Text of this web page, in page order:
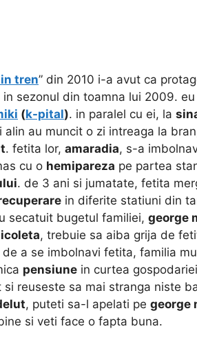
tren” din 2010 i-a avut ca
sezonul din toamna lui 2009.
(k-pital). in paralel cu ei, la
alin au muncit o zi intreaga la
. fetita lor, amaradia, s-a
cu o hemipareza pe partea
. de 3 ani si jumatate, fetita
in diferite statiuni din
secatuit bugetul familiei, george
, trebuie sa aiba grija de
a se imbolnavi fetita, familia
pensiune in curtea
reuseste sa mai stranga niste
, puteti sa-l apelati pe george
si veti face o fapta buna.